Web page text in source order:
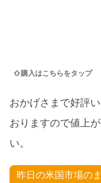
⇧購入はこちらをタップ
おかげさまで好評
おりますので値上
い。
昨日の米国市場の